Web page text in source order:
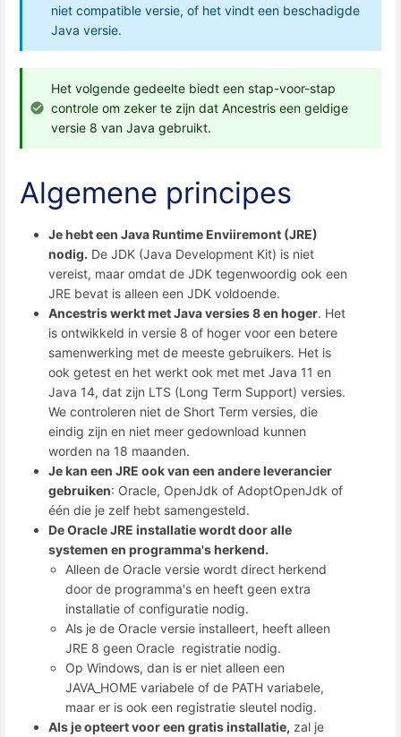
niet compatible versie, of het vindt een beschadigde
Java versie.
Het volgende gedeelte biedt een stap-voor-stap
controle om zeker te zijn dat Ancestris een geldige
versie 8 van Java gebruikt.
Algemene principes
Je hebt een Java Runtime Enviiremont (JRE)
nodig. De JDK (Java Development Kit) is niet
vereist, maar omdat de JDK tegenwoordig ook een
JRE bevat is alleen een JDK voldoende.
Ancestris werkt met Java versies 8 en hoger. Het
is ontwikkeld in versie 8 of hoger voor een betere
samenwerking met de meeste gebruikers. Het is
ook getest en het werkt ook met met Java 11 en
Java 14, dat zijn LTS (Long Term Support) versies.
We controleren niet de Short Term versies, die
eindig zijn en niet meer gedownload kunnen
worden na 18 maanden.
Je kan een JRE ook van een andere leverancier
gebruiken: Oracle, OpenJdk of AdoptOpenJdk of
één die je zelf hebt samengesteld.
DeOracle JRE installatie wordt door alle
systemen en programma's herkend.
Alleen de Oracle versie wordt direct herkend
door de programma's en heeft geen extra
installatie of configuratie nodig.
Als je de Oracle versie installeert, heeft alleen
JRE 8 geen Oracle registratie nodig.
Op Windows, dan is er niet alleen een
JAVA_HOME variabele of de PATH variabele,
maar er is ook een registratie sleutel nodig.
Als je opteert voor een gratis installatie, zal je